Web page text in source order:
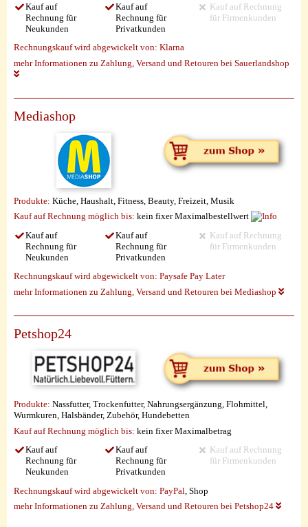
Kauf auf
Rechnung für
Neukunden
Kauf auf
Rechnung für
Privatkunden
Kauf auf Rechnung
für Firmenkunden
Rechnungskauf wird abgewickelt von: Klarna
mehr Informationen zu Zahlung, Versand und Retouren bei Sauerlandshop
Mediashop
Produkte: Küche, Haushalt, Fitness, Beauty, Freizeit, Musik
Kauf auf Rechnung möglich bis: kein fixer Maximalbestellwert
Kauf auf
Rechnung für
Neukunden
Kauf auf
Rechnung für
Privatkunden
Kauf auf Rechnung
für Firmenkunden
Rechnungskauf wird abgewickelt von: Paysafe Pay Later
mehr Informationen zu Zahlung, Versand und Retouren bei Mediashop
Petshop24
Produkte: Nassfutter, Trockenfutter, Nahrungsergänzung, Flohmittel,
Wurmkuren, Halsbänder, Zubehör, Hundebetten
Kauf auf Rechnung möglich bis: kein fixer Maximalbetrag
Kauf auf
Rechnung für
Neukunden
Kauf auf
Rechnung für
Privatkunden
Kauf auf Rechnung
für Firmenkunden
Rechnungskauf wird abgewickelt von: PayPal , Shop
mehr Informationen zu Zahlung, Versand und Retouren bei Petshop24